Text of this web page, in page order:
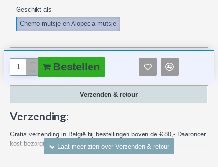
Geschikt als
Chemo mutsje en Alopecia mutsje
Bestellen
Verzenden & retour
Verzending:
Gratis verzending in België bij bestellingen boven de € 80,- Daaronder
kost bezorging in België vanaf € 7,55